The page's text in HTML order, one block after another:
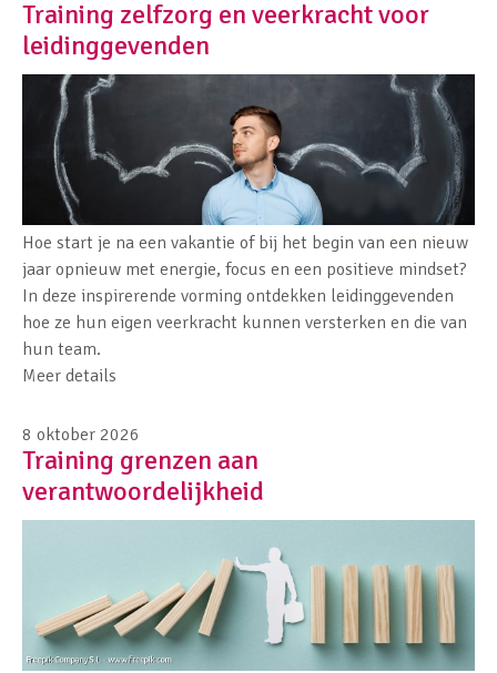
Training zelfzorg en veerkracht voor
leidinggevenden
Hoe start je na een vakantie of bij het begin van een nieuw
jaar opnieuw met energie, focus en een positieve mindset?
In deze inspirerende vorming ontdekken leidinggevenden
hoe ze hun eigen veerkracht kunnen versterken en die van
hun team.
Meer details
8 oktober 2026
Training grenzen aan
verantwoordelijkheid